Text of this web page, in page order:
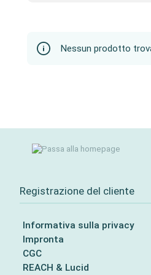
Nessun prodotto
Registrazione del cliente
Informativa sulla privacy
Impronta
CGC
REACH & Lucid